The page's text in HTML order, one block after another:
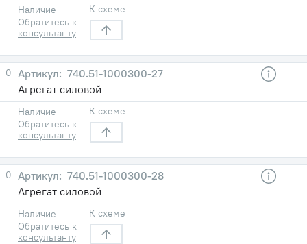
Наличие
Обратитесь к
консультанту
К схеме
0
740.51-1000300-27
Агрегат силовой
Наличие
Обратитесь к
консультанту
К схеме
0
740.51-1000300-28
Агрегат силовой
Наличие
Обратитесь к
консультанту
К схеме